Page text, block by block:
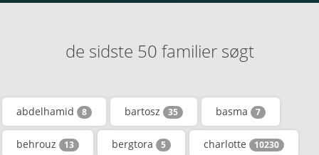
de sidste 50 familier søgt
abdelhamid 8 bartosz 35 basma 7
behrouz 13 bergtora 5 charlotte 10230